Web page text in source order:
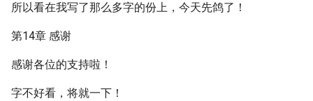
所以看在我写了那么多字的份上，今天先鸽了！
第14章 感谢
感谢各位的支持啦！
字不好看，将就一下！